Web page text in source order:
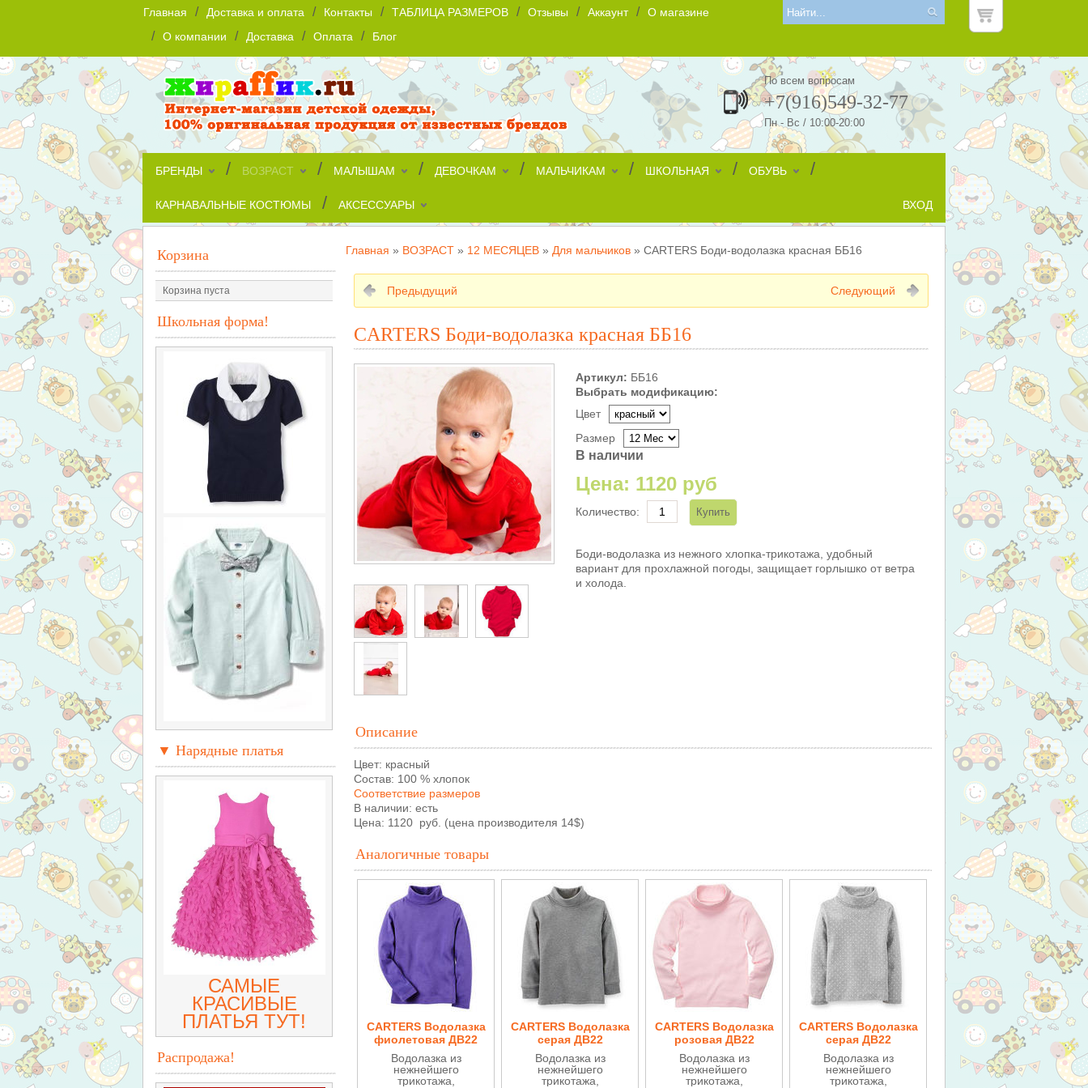
Главная / Доставка и оплата / Контакты / ТАБЛИЦА РАЗМЕРОВ / Отзывы / Аккаунт / О магазине
/ О компании / Доставка / Оплата / Блог
По всем вопросам
+7(916)549-32-77
Пн - Вс / 10:00-20:00
БРЕНДЫ / ВОЗРАСТ / МАЛЫШАМ / ДЕВОЧКАМ / МАЛЬЧИКАМ / ШКОЛЬНАЯ / ОБУВЬ /
КАРНАВАЛЬНЫЕ КОСТЮМЫ / АКСЕССУАРЫ ВХОД
Корзина
Корзина пуста
Школьная форма!
▼ Нарядные платья
САМЫЕ
КРАСИВЫЕ
ПЛАТЬЯ ТУТ!
Распродажа!
Главная » ВОЗРАСТ » 12 МЕСЯЦЕВ » Для мальчиков » CARTERS Боди-водолазка красная ББ16
Предыдущий Следующий
CARTERS Боди-водолазка красная ББ16
Артикул: ББ16
Выбрать модификацию:
Цвет
Размер
В наличии
Цена: 1120 руб
Количество:
Боди-водолазка из нежного хлопка-трикотажа, удобный
вариант для прохлажной погоды, защищает горлышко от ветра
и холода.
Описание
Цвет: красный
Состав: 100 % хлопок
Соответствие размеров
В наличии: есть
Цена: 1120 руб. (цена производителя 14$)
Аналогичные товары
CARTERS Водолазка
фиолетовая ДВ22
Водолазка из
нежнейшего
трикотажа,
CARTERS Водолазка
серая ДВ22
Водолазка из
нежнейшего
трикотажа,
CARTERS Водолазка
розовая ДВ22
Водолазка из
нежнейшего
трикотажа,
CARTERS Водолазка
серая ДВ22
Водолазка из
нежнейшего
трикотажа,